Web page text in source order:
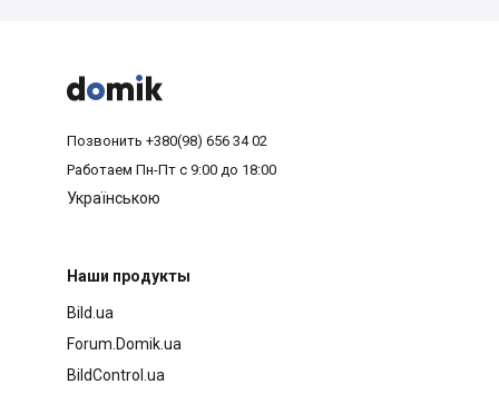



Позвонить +380(98) 656 34 02
Работаем Пн-Пт с 9:00 до 18:00
Українською
Наши продукты
Bild.ua
Forum.Domik.ua
BildControl.ua